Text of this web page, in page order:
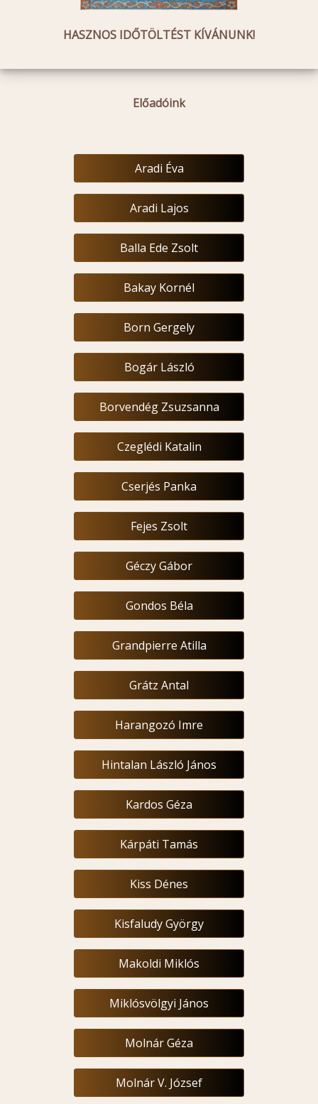
HASZNOS IDŐTÖLTÉST KÍVÁNUNK!
Előadóink
Aradi Éva
Aradi Lajos
Balla Ede Zsolt
Bakay Kornél
Born Gergely
Bogár László
Borvendég Zsuzsanna
Czeglédi Katalin
Cserjés Panka
Fejes Zsolt
Géczy Gábor
Gondos Béla
Grandpierre Atilla
Grátz Antal
Harangozó Imre
Hintalan László János
Kardos Géza
Kárpáti Tamás
Kiss Dénes
Kisfaludy György
Makoldi Miklós
Miklósvölgyi János
Molnár Géza
Molnár V. József